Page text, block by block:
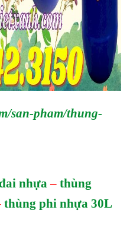
san-pham/thung-
nhựa – thùng
thùng phi nhựa 30L